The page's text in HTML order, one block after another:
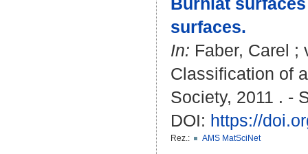
surfaces.
In: Faber, Carel ;
Classification of
Society, 2011 . -
DOI: https://
Rez.: AMS MatSciNet